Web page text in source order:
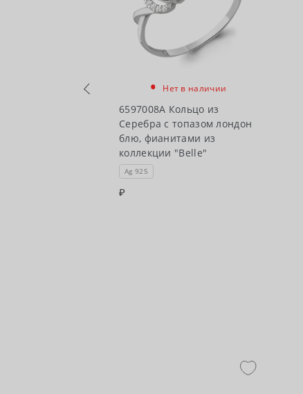
• Нет в наличии
6597008А Кольцо из
Серебра с топазом лондон
блю, фианитами из
коллекции "Belle"
Ag 925